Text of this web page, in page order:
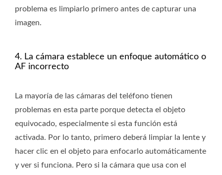
problema es limpiarlo primero antes de capturar una
imagen.
4. La cámara establece un enfoque automático o
AF incorrecto
La mayoría de las cámaras del teléfono tienen
problemas en esta parte porque detecta el objeto
equivocado, especialmente si esta función está
activada. Por lo tanto, primero deberá limpiar la lente y
hacer clic en el objeto para enfocarlo automáticamente
y ver si funciona. Pero si la cámara que usa con el